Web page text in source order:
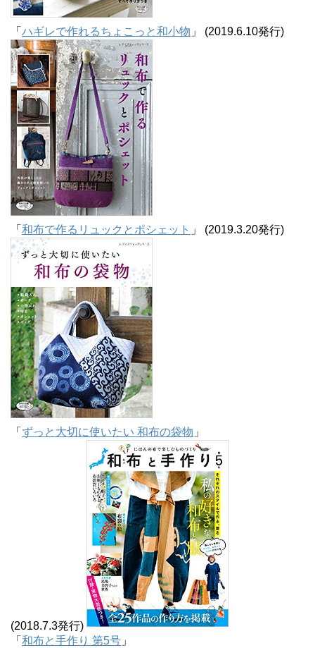
「 ハギレで作れるちょこっと和小物 」 (2019.6.10発行)
「 和布で作るリュックとポシェット 」 (2019.3.20発行)
「 ずっと大切に使いたい 和布の袋物 」
(2018.7.3発行)
「 和布と手作り 第5号 」